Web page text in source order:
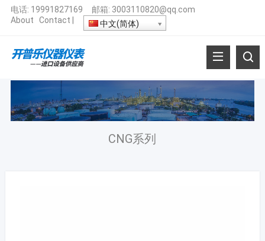
电话: 19991827169 邮箱: 3003110820@qq.com
About
Contact 中文(简体)
CNG系列